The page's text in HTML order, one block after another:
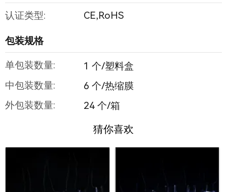
认证类型: CE,RoHS
包装规格
单包装数量:
1 个/塑料盒
中包装数量:
6 个/热缩膜
外包装数量:
24 个/箱
猜你喜欢